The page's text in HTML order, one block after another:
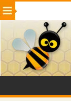
Beleza Cinema e
Internet Jogos
VeÃ­culos Adulto